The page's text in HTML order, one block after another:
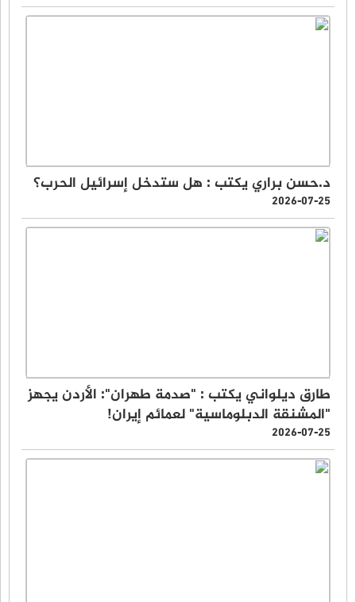
د.حسن براري يكتب : هل ستدخل إسرائيل الحرب؟
2026-07-25
طارق ديلواني يكتب : "صدمة طهران": الأردن يجهز
"المشنقة الدبلوماسية" لعمائم إيران!
2026-07-25